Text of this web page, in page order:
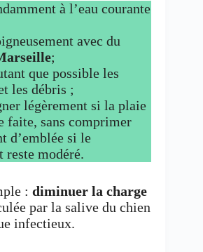
à l’eau courante
avec du
;
que possible les
les débris ;
légèrement si la plaie
faite, sans comprimer
d’emblée si le
reste modéré.
: diminuer la charge
par la salive du chien
infectieux.